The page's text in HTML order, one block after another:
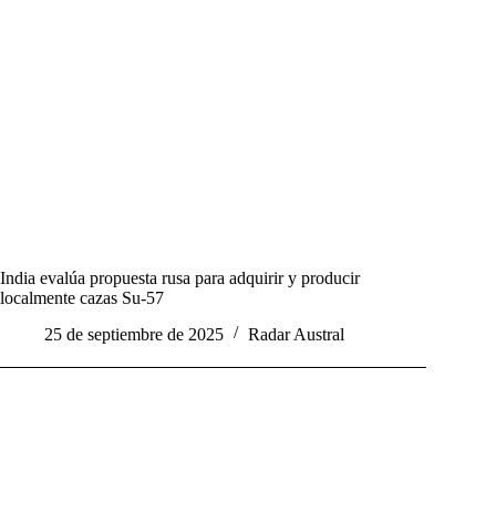
India evalúa propuesta rusa para adquirir y producir
localmente cazas Su-57
25 de septiembre de 2025
Radar Austral